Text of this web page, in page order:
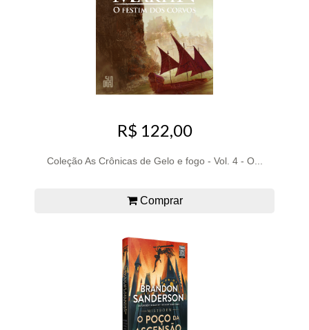
R$ 122,00
Coleção As Crônicas de Gelo e fogo - Vol. 4 - O...
Comprar